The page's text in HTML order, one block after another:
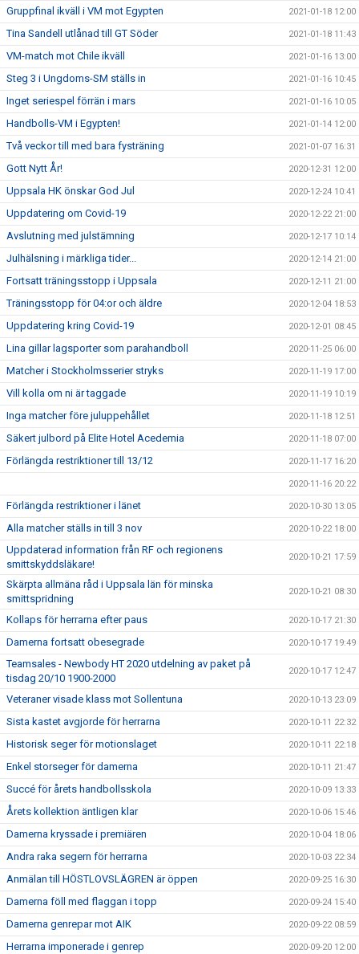
Gruppfinal ikväll i VM mot Egypten 2021-01-18 12:00
Tina Sandell utlånad till GT Söder 2021-01-18 11:43
VM-match mot Chile ikväll 2021-01-16 13:00
Steg 3 i Ungdoms-SM ställs in 2021-01-16 10:45
Inget seriespel förrän i mars 2021-01-16 10:05
Handbolls-VM i Egypten! 2021-01-14 12:00
Två veckor till med bara fysträning 2021-01-07 16:31
Gott Nytt År! 2020-12-31 12:00
Uppsala HK önskar God Jul 2020-12-24 10:41
Uppdatering om Covid-19 2020-12-22 21:00
Avslutning med julstämning 2020-12-17 10:14
Julhälsning i märkliga tider... 2020-12-14 21:00
Fortsatt träningsstopp i Uppsala 2020-12-11 21:00
Träningsstopp för 04:or och äldre 2020-12-04 18:53
Uppdatering kring Covid-19 2020-12-01 08:45
Lina gillar lagsporter som parahandboll 2020-11-25 06:00
Matcher i Stockholmsserier stryks 2020-11-19 17:00
Vill kolla om ni är taggade 2020-11-19 10:19
Inga matcher före juluppehållet 2020-11-18 12:51
Säkert julbord på Elite Hotel Acedemia 2020-11-18 07:00
Förlängda restriktioner till 13/12 2020-11-17 16:20
2020-11-16 20:22
Förlängda restriktioner i länet 2020-10-30 13:05
Alla matcher ställs in till 3 nov 2020-10-22 18:00
Uppdaterad information från RF och regionens
smittskyddsläkare!
2020-10-21 17:59
Skärpta allmäna råd i Uppsala län för minska
smittspridning
2020-10-21 08:30
Kollaps för herrarna efter paus 2020-10-17 21:30
Damerna fortsatt obesegrade 2020-10-17 19:49
Teamsales - Newbody HT 2020 utdelning av paket på
tisdag 20/10 1900-2000
2020-10-17 12:47
Veteraner visade klass mot Sollentuna 2020-10-13 23:09
Sista kastet avgjorde för herrarna 2020-10-11 22:32
Historisk seger för motionslaget 2020-10-11 22:18
Enkel storseger för damerna 2020-10-11 21:47
Succé för årets handbollsskola 2020-10-09 13:33
Årets kollektion äntligen klar 2020-10-06 15:46
Damerna kryssade i premiären 2020-10-04 18:06
Andra raka segern för herrarna 2020-10-03 22:34
Anmälan till HÖSTLOVSLÄGREN är öppen 2020-09-25 16:30
Damerna föll med flaggan i topp 2020-09-24 15:40
Damerna genrepar mot AIK 2020-09-22 08:59
Herrarna imponerade i genrep 2020-09-20 12:00